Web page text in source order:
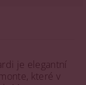
je elegantní
které v